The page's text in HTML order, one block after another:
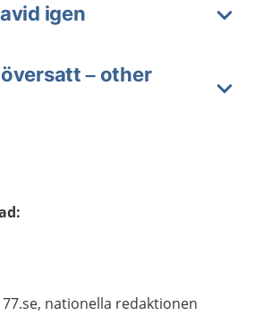
igen
– other
:
nationella redaktionen